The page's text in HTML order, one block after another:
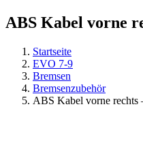
ABS Kabel vorne
Startseite
EVO 7-9
Bremsen
Bremsenzubehör
ABS Kabel vorne rechts